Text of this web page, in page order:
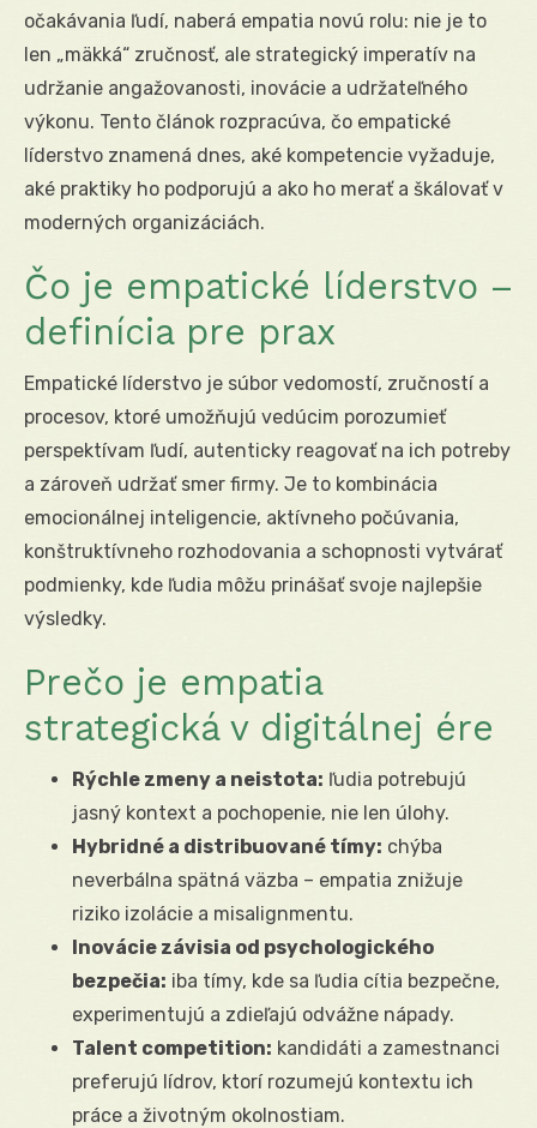
očakávania ľudí, naberá empatia novú rolu: nie je to
len „mäkká“ zručnosť, ale strategický imperatív na
udržanie angažovanosti, inovácie a udržateľného
výkonu. Tento článok rozpracúva, čo empatické
líderstvo znamená dnes, aké kompetencie vyžaduje,
aké praktiky ho podporujú a ako ho merať a škálovať v
moderných organizáciách.
Čo je empatické líderstvo –
definícia pre prax
Empatické líderstvo je súbor vedomostí, zručností a
procesov, ktoré umožňujú vedúcim porozumieť
perspektívam ľudí, autenticky reagovať na ich potreby
a zároveň udržať smer firmy. Je to kombinácia
emocionálnej inteligencie, aktívneho počúvania,
konštruktívneho rozhodovania a schopnosti vytvárať
podmienky, kde ľudia môžu prinášať svoje najlepšie
výsledky.
Prečo je empatia
strategická v digitálnej ére
Rýchle zmeny a neistota: ľudia potrebujú
jasný kontext a pochopenie, nie len úlohy.
Hybridné a distribuované tímy: chýba
neverbálna spätná väzba – empatia znižuje
riziko izolácie a misalignmentu.
Inovácie závisia od psychologického
bezpečia: iba tímy, kde sa ľudia cítia bezpečne,
experimentujú a zdieľajú odvážne nápady.
Talent competition: kandidáti a zamestnanci
preferujú lídrov, ktorí rozumejú kontextu ich
práce a životným okolnostiam.